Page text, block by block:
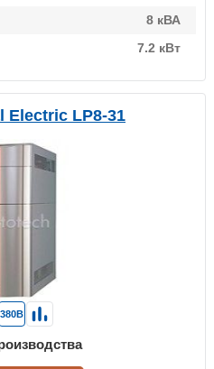
8 кВА
7.2 кВт
Electric LP8-31
380В